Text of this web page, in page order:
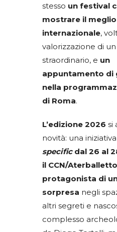
stesso un festival
mostrare il
internazionale,
valorizzazione di
straordinario, e un
appuntamento di
nella
di Roma.
L’edizione 2026 si
novità: una iniziativa
specificdal 26 al
il CCN/Aterballetto
protagonista di
sorpresa negli
altri segreti e
complesso